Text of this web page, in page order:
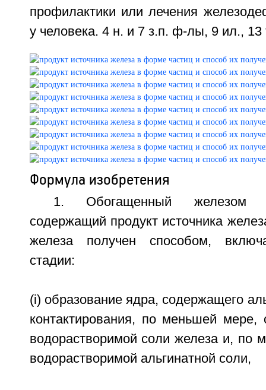
профилактики или лечения
у человека. 4 н. и 7 з.п. ф-лы, 9 ил., 13
Формула изобретения
1. Обогащенный железом
содержащий продукт источника
железа получен способом,
стадии:
(i) образование ядра, содержащего
контактирования, по меньшей мере,
водорастворимой соли железа и, по
водорастворимой альгинатной соли,